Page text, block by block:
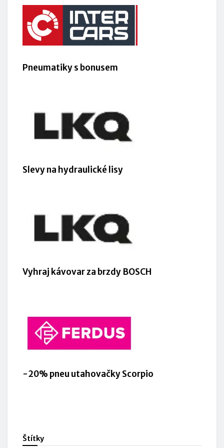
Pneumatiky s bonusem
Slevy na hydraulické lisy
Vyhraj kávovar za brzdy BOSCH
-20% pneu utahovačky Scorpio
Štítky